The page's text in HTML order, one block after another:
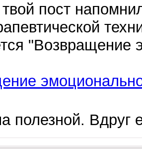
пост
"Возвращение
полезной. Вдруг